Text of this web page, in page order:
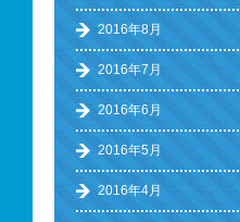
2016年8月
2016年7月
2016年6月
2016年5月
2016年4月